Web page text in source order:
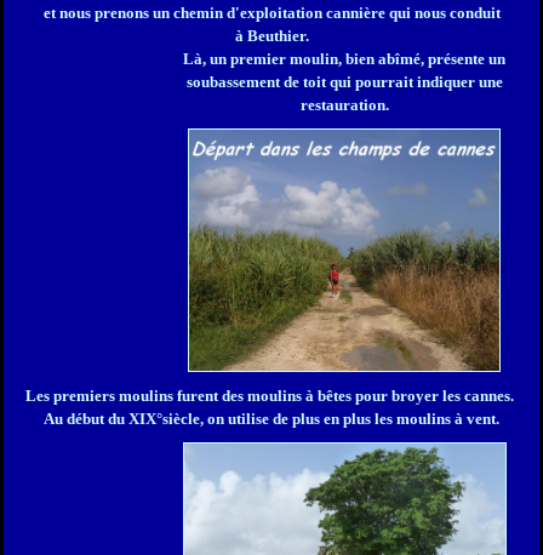
et nous prenons un chemin d'exploitation cannière qui nous conduit
à Beuthier.
Là, un premier moulin, bien abîmé, présente un
soubassement de toit qui pourrait indiquer une
restauration.
Les premiers moulins furent des moulins à bêtes pour broyer les cannes.
Au début du XIX°siècle, on utilise de plus en plus les moulins à vent.